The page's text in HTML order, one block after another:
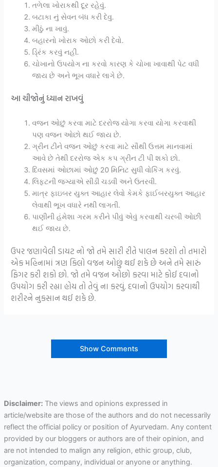
તળેલા ખોરાકથી દૂર રહેવું.
બટાકા નું સેવન બંધ કરી દેવુ.
મીઠું ના ખાવું.
બહારનો ખોરાક ઓછો કરી દેવો.
ડ્રિંક કરવું નહીં.
ચોખાનો ઉપયોગ ના કરવો કારણ કે ચોખા ખાવાથી પેટ વધી
જાય છે અને ભૂખ વધારે લાગે છે.
આ ચીજોનું ધ્યાન રાખવું
વજન ઓછું કરવા માટે દરરોજ યોગા કરવા યોગા કરવાથી
પણ વજન ઓછો થઈ જાય છે.
ગ્રીન ટીને વજન ઓછું કરવા માટે સૌથી ઉત્તમ માનવામાં
આવે છે તેથી દરરોજ એક કપ ગ્રીન ટી પી શકો છો.
દિવસમાં ઓછામાં ઓછું 20 મિનિટ સુધી વોકિંગ કરવું.
લિફ્ટની જગ્યાએ સીડી ચડવી અને ઉતરવી.
માત્ર ફાઇબર યુક્ત આહાર લેવો કેમકે ફાઈબરયુક્ત આહાર
લેવાથી ભૂખ વધારે નથી લાગતી.
પાણીની હંમેશા ગરમ કરીને પીવું એવું કરવાથી ચરબી ઓછી
થઈ જાય છે.
ઉપર જણાવેલી ડાયટ નો જો તમે સારી રીતે પાલન કરશો તો તમારો
એક મહિનામાં ત્રણ કિલો વજન ઓછું થઈ શકે છે અને તમે સારું
ફિગર કરી શકો છો. જો તમે વજન ઓછો કરવા માટે કોઈ દવાનો
ઉપયોગ કરી રહ્યા હોય તો તેવું ના કરવું. દવાનો ઉપયોગ કરવાથી
શરીરને નુકસાન થઈ શકે છે.
Show Comments
Disclaimer:The views and opinions expressed in
article/website are those of the authors and do not necessarily
reflect the official policy or position of Ayurvedam. Any content
provided by our bloggers or authors are of their opinion, and
are not intended to malign any religion, ethic group, club,
organization, company, individual or anyone or anything.